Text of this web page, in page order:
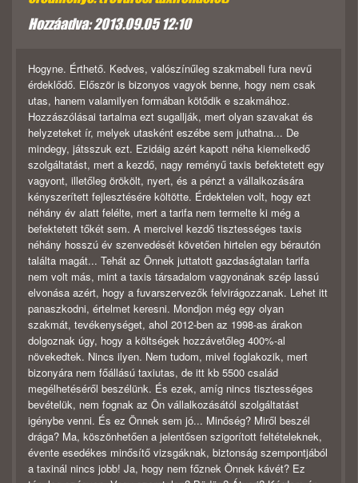
Hozzáadva: 2013.09.05 12:10
Hogyne. Érthető. Kedves, valószínűleg szakmabeli fura nevű
érdeklődő. Először is bizonyos vagyok benne, hogy nem csak
utas, hanem valamilyen formában kötődik e szakmához.
Hozzászólásai tartalma ezt sugallják, mert olyan szavakat és
helyzeteket ír, melyek utasként eszébe sem juthatna... De
mindegy, játsszuk ezt. Ezidáig azért kapott néha kiemelkedő
szolgáltatást, mert a kezdő, nagy reményű taxis befektetett egy
vagyont, illetőleg örökölt, nyert, és a pénzt a vállalkozására
kényszerített fejlesztésére költötte. Érdektelen volt, hogy ezt
néhány év alatt felélte, mert a tarifa nem termelte ki még a
befektetett tőkét sem. A mercivel kezdő tisztességes taxis
néhány hosszú év szenvedését követően hirtelen egy bérautón
találta magát... Tehát az Önnek juttatott gazdaságtalan tarifa
nem volt más, mint a taxis társadalom vagyonának szép lassú
elvonása azért, hogy a fuvarszervezők felvirágozzanak. Lehet itt
panaszkodni, értelmet keresni. Mondjon még egy olyan
szakmát, tevékenységet, ahol 2012-ben az 1998-as árakon
dolgoznak úgy, hogy a költségek hozzávetőleg 400%-al
növekedtek. Nincs ilyen. Nem tudom, mivel foglakozik, mert
bizonyára nem főállású taxiutas, de itt kb 5500 család
megélhetéséről beszélünk. És ezek, amíg nincs tisztességes
bevételük, nem fognak az Ön vállalkozásától szolgáltatást
igénybe venni. És ez Önnek sem jó... Minőség? Miről beszél
drága? Ma, köszönhetően a jelentősen szigorított feltételeknek,
évente esedékes minősítő vizsgáknak, biztonság szempontjából
a taxinál nincs jobb! Ja, hogy nem főznek Önnek kávét? Ez